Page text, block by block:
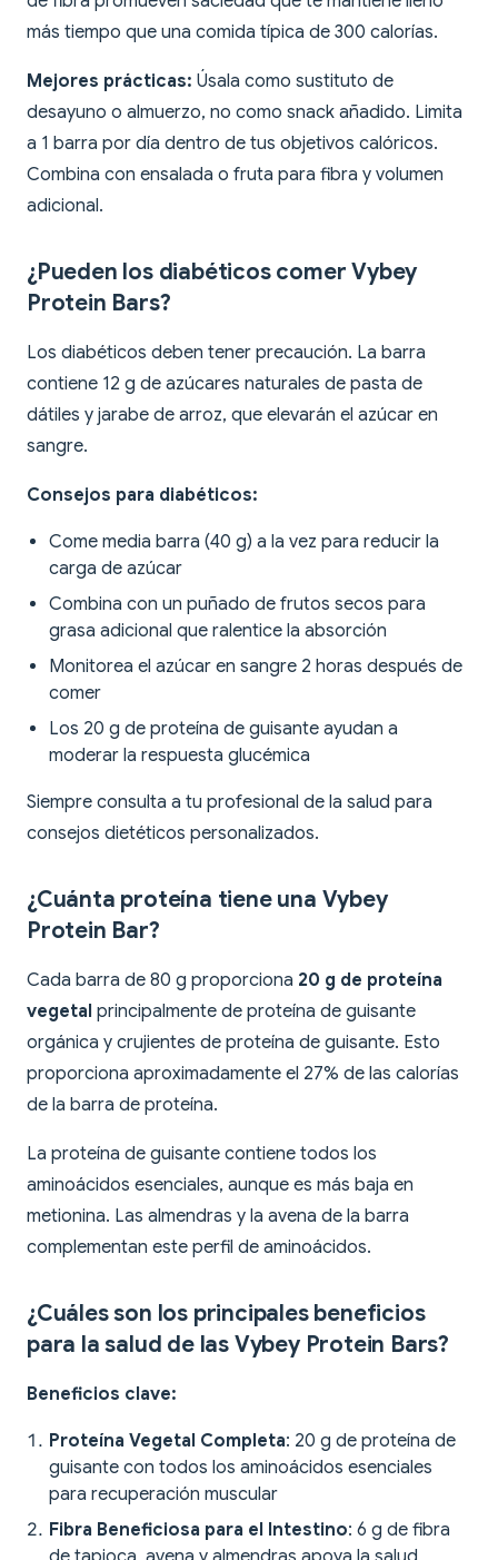
más tiempo que una comida típica de 300 calorías.
Mejores prácticas: Úsala como sustituto de
desayuno o almuerzo, no como snack añadido. Limita
a 1 barra por día dentro de tus objetivos calóricos.
Combina con ensalada o fruta para fibra y volumen
adicional.
¿Pueden los diabéticos comer Vybey
Protein Bars?
Los diabéticos deben tener precaución. La barra
contiene 12 g de azúcares naturales de pasta de
dátiles y jarabe de arroz, que elevarán el azúcar en
sangre.
Consejos para diabéticos:
Come media barra (40 g) a la vez para reducir la
carga de azúcar
Combina con un puñado de frutos secos para
grasa adicional que ralentice la absorción
Monitorea el azúcar en sangre 2 horas después de
comer
Los 20 g de proteína de guisante ayudan a
moderar la respuesta glucémica
Siempre consulta a tu profesional de la salud para
consejos dietéticos personalizados.
¿Cuánta proteína tiene una Vybey
Protein Bar?
Cada barra de 80 g proporciona 20 g de proteína
vegetal principalmente de proteína de guisante
orgánica y crujientes de proteína de guisante. Esto
proporciona aproximadamente el 27% de las calorías
de la barra de proteína.
La proteína de guisante contiene todos los
aminoácidos esenciales, aunque es más baja en
metionina. Las almendras y la avena de la barra
complementan este perfil de aminoácidos.
¿Cuáles son los principales beneficios
para la salud de las Vybey Protein Bars?
Beneficios clave:
Proteína Vegetal Completa: 20 g de proteína de
guisante con todos los aminoácidos esenciales
para recuperación muscular
Fibra Beneficiosa para el Intestino: 6 g de fibra